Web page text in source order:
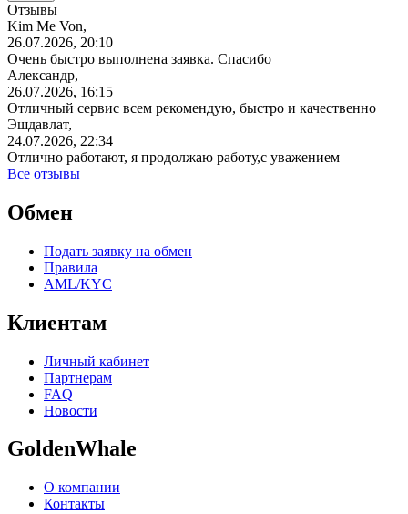
Отзывы
Kim Me Von,
26.07.2026, 20:10
Очень быстро выполнена заявка. Спасибо
Александр,
26.07.2026, 16:15
Отличный сервис всем рекомендую, быстро и качественно
Эшдавлат,
24.07.2026, 22:34
Отлично работают, я продолжаю работу,с уважением
Все отзывы
Обмен
Подать заявку на обмен
Правила
AML/KYC
Клиентам
Личный кабинет
Партнерам
FAQ
Новости
GoldenWhale
О компании
Контакты